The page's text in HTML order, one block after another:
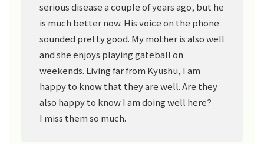
serious disease a couple of years ago, but he
is much better now. His voice on the phone
sounded pretty good. My mother is also well
and she enjoys playing gateball on
weekends. Living far from Kyushu, I am
happy to know that they are well. Are they
also happy to know I am doing well here?
I miss them so much.